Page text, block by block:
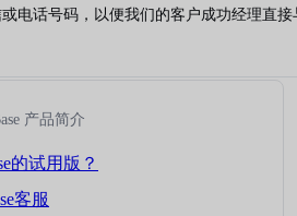
或电话号码，以便我们的客户成功经理直接
产品简介
的试用版？
客服